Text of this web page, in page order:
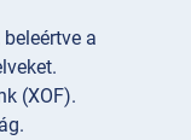
a
(XOF).